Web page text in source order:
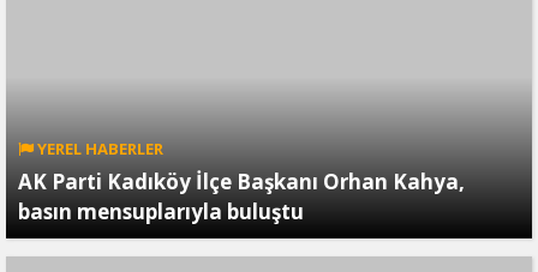
YEREL HABERLER
AK Parti Kadıköy İlçe Başkanı Orhan Kahya,
basın mensuplarıyla buluştu